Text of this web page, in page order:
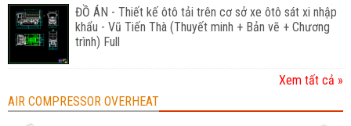
ĐỒ ÁN - Thiết kế ôtô tải trên cơ sở xe ôtô sát xi nhập
khẩu - Vũ Tiến Thà (Thuyết minh + Bản vẽ + Chương
trình) Full
Xem tất cả »
AIR COMPRESSOR OVERHEAT